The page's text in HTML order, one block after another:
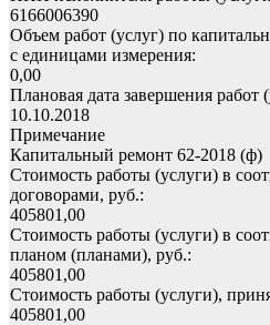
6166006390
Объем работ (услуг) по
с единицами измерения:
0,00
Плановая дата завершения работ
10.10.2018
Примечание
Капитальный ремонт 62-2018 (ф)
Стоимость работы (услуги) в
договорами, руб.:
405801,00
Стоимость работы (услуги) в
планом (планами), руб.:
405801,00
Стоимость работы (услуги),
405801,00